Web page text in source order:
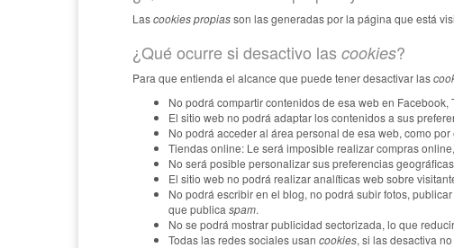
Lascookies propiasson las generadas por la página que está
¿Qué ocurre si desactivo las cookies?
Para que entienda el alcance que puede tener desactivar las
No podrá compartir contenidos de esa web en Facebook,
El sitio web no podrá adaptar los contenidos a sus
No podrá acceder al área personal de esa web, como por
Tiendas online: Le será imposible realizar compras
No será posible personalizar sus preferencias
El sitio web no podrá realizar analíticas web sobre
No podrá escribir en el blog, no podrá subir fotos,
que publica spam.
No se podrá mostrar publicidad sectorizada, lo que
Todas las redes sociales usan cookies, si las desactiva